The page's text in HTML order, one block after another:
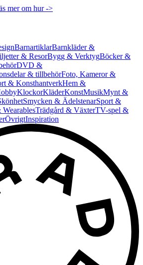
mer om hur ->
BarnartiklarBarnkläder &
& ResorBygg & VerktygBöcker &
DVD &
& tillbehörFoto, Kameror &
& KonsthantverkHem &
KlockorKläderKonstMusikMynt &
Smycken & ÄdelstenarSport &
Trädgård & VäxterTV-spel &
ÖvrigtInspiration